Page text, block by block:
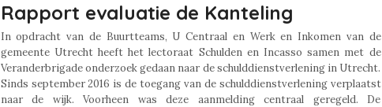
Rapport evaluatie de Kanteling
In opdracht van de Buurtteams, U Centraal en Werk en Inkomen van de
gemeente Utrecht heeft het lectoraat Schulden en Incasso samen met de
Veranderbrigade onderzoek gedaan naar de schulddienstverlening in Utrecht.
Sinds september 2016 is de toegang van de schulddienstverlening verplaatst
naar de wijk. Voorheen was deze aanmelding centraal geregeld. De